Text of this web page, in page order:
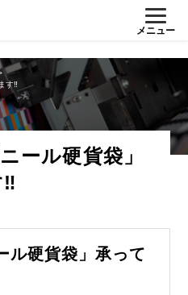
メニュー
す‼
ール硬貨袋」
ル硬貨袋」承って